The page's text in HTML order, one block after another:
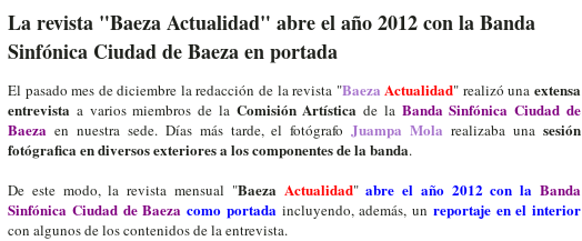
La revista "Baeza Actualidad" abre el año 2012 con la Banda
Sinfónica Ciudad de Baeza en portada
El pasado mes de diciembre la redacción de la revista "Baeza Actualidad" realizó unaextensa
entrevista a varios miembros de la Comisión Artística de la Banda Sinfónica Ciudad de
Baeza en nuestra sede. Días más tarde, el fotógrafo Juampa Mola realizaba unasesión
fotógrafica en diversos exteriores a los componentes de la banda.
De este modo, la revista mensual "Baeza Actualidad"abre el año 2012 con la Banda
Sinfónica Ciudad de Baeza como portada incluyendo, además, un reportaje en el interior
con algunos de los contenidos de la entrevista.